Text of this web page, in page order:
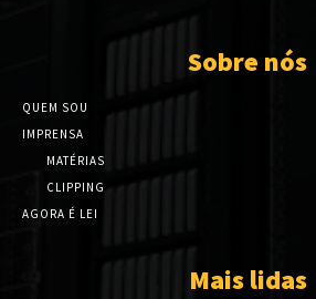
Sobre nós
QUEM SOU
IMPRENSA
MATÉRIAS
CLIPPING
AGORA É LEI
Mais lidas